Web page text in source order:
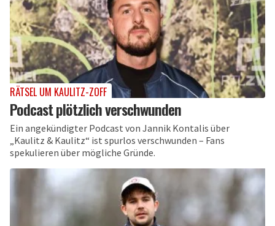
RÄTSEL UM KAULITZ-ZOFF
Podcast plötzlich verschwunden
Ein angekündigter Podcast von Jannik Kontalis über
„Kaulitz & Kaulitz“ ist spurlos verschwunden – Fans
spekulieren über mögliche Gründe.